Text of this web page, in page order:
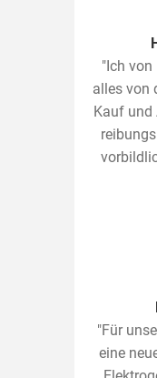
"Ich von
alles von
Kauf und
"Für
eine